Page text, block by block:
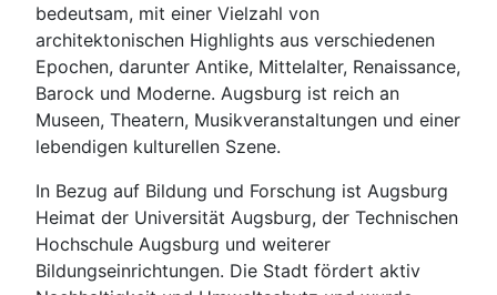
bedeutsam, mit einer Vielzahl von
architektonischen Highlights aus verschiedenen
Epochen, darunter Antike, Mittelalter, Renaissance,
Barock und Moderne. Augsburg ist reich an
Museen, Theatern, Musikveranstaltungen und einer
lebendigen kulturellen Szene.
In Bezug auf Bildung und Forschung ist Augsburg
Heimat der Universität Augsburg, der Technischen
Hochschule Augsburg und weiterer
Bildungseinrichtungen. Die Stadt fördert aktiv